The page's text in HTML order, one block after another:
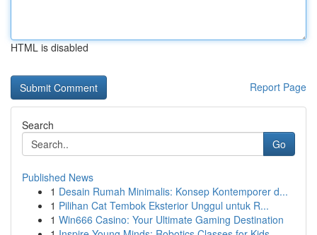
HTML is disabled
Report Page
Search
Go
Published News
1 Desain Rumah Minimalis: Konsep Kontemporer d...
1 Pilihan Cat Tembok Eksterior Unggul untuk R...
1 Win666 Casino: Your Ultimate Gaming Destination